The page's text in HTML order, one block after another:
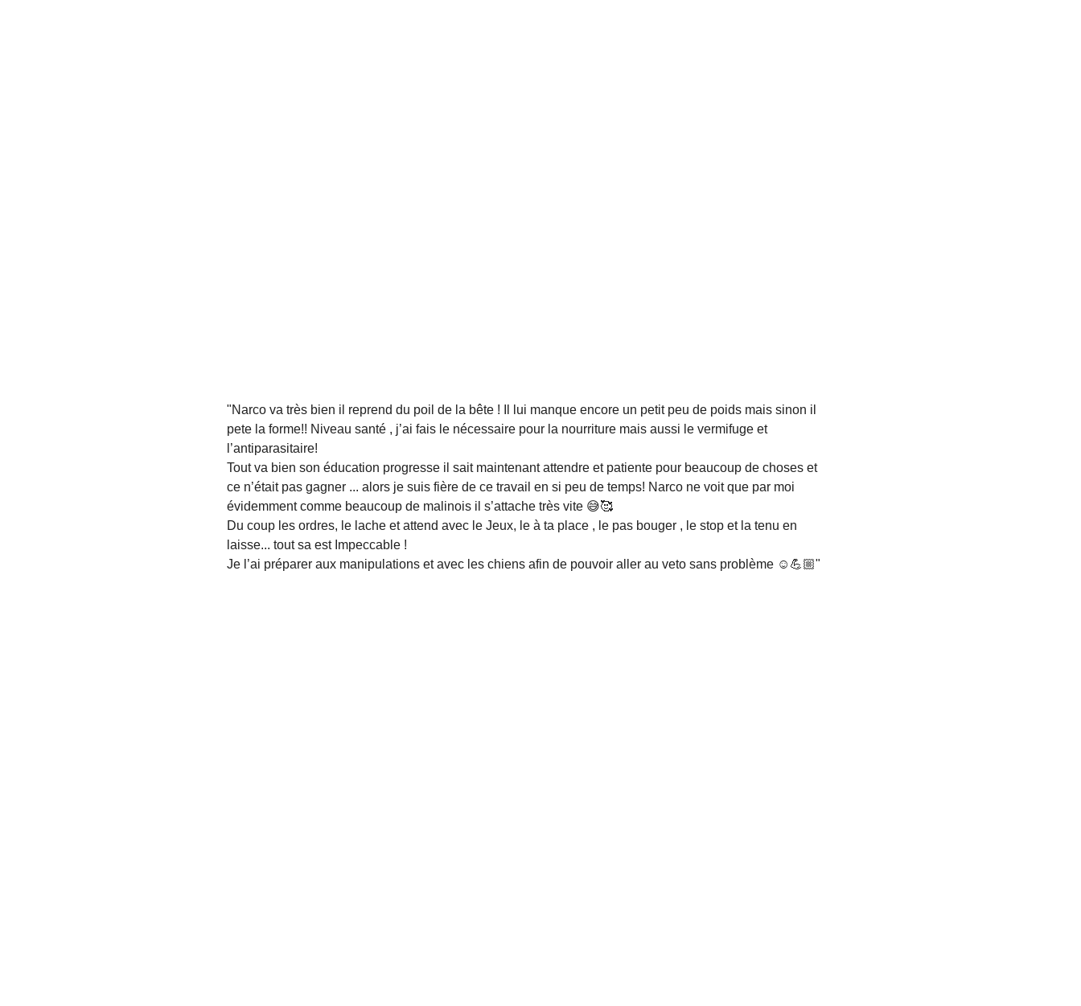
"Narco va très bien il reprend du poil de la bête ! Il lui manque encore un petit peu de poids mais sinon il
pete la forme!! Niveau santé , j’ai fais le nécessaire pour la nourriture mais aussi le vermifuge et
l’antiparasitaire!
Tout va bien son éducation progresse il sait maintenant attendre et patiente pour beaucoup de choses et
ce n’était pas gagner ... alors je suis fière de ce travail en si peu de temps! Narco ne voit que par moi
évidemment comme beaucoup de malinois il s’attache très vite 😅🥰
Du coup les ordres, le lache et attend avec le Jeux, le à ta place , le pas bouger , le stop et la tenu en
laisse... tout sa est Impeccable !
Je l’ai préparer aux manipulations et avec les chiens afin de pouvoir aller au veto sans problème ☺️💪🏼"